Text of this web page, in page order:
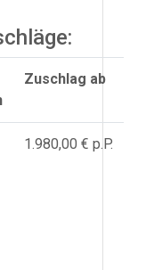
Zuschlag ab
1.980,00 € p.P.